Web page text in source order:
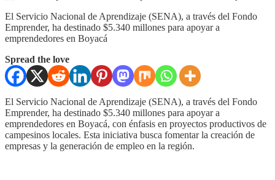
El Servicio Nacional de Aprendizaje (SENA), a través del Fondo
Emprender, ha destinado $5.340 millones para apoyar a
emprendedores en Boyacá
Spread the love
El Servicio Nacional de Aprendizaje (SENA), a través del Fondo
Emprender, ha destinado $5.340 millones para apoyar a
emprendedores en Boyacá, con énfasis en proyectos productivos de
campesinos locales. Esta iniciativa busca fomentar la creación de
empresas y la generación de empleo en la región.